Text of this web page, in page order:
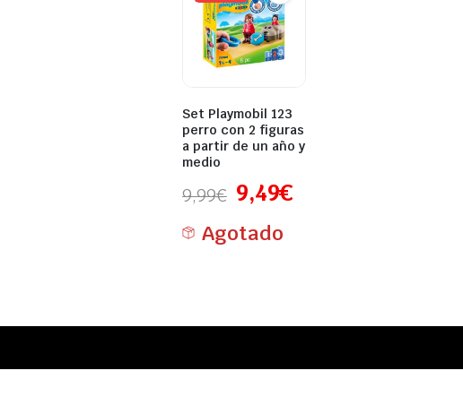
Set Playmobil 123
perro con 2 figuras
a partir de un año y
medio
9,99€ 9,49€
Agotado